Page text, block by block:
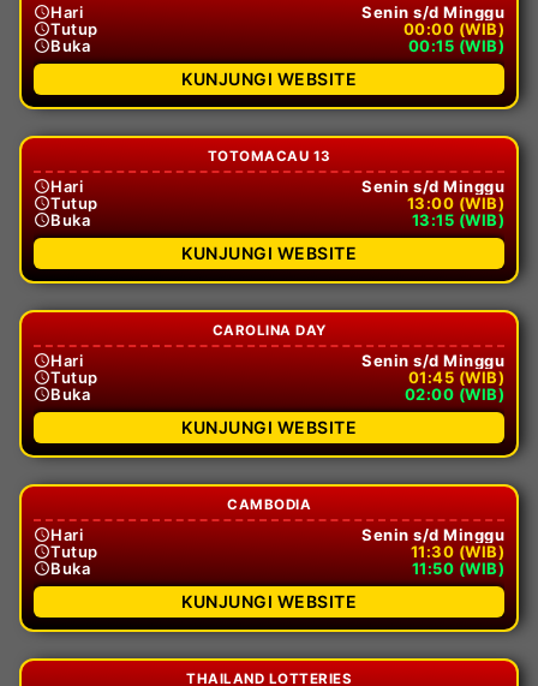
Hari
Senin s/d Minggu
Tutup
00:00 (WIB)
Buka
00:15 (WIB)
KUNJUNGI WEBSITE
TOTOMACAU 13
Hari
Senin s/d Minggu
Tutup
13:00 (WIB)
Buka
13:15 (WIB)
KUNJUNGI WEBSITE
CAROLINA DAY
Hari
Senin s/d Minggu
Tutup
01:45 (WIB)
Buka
02:00 (WIB)
KUNJUNGI WEBSITE
CAMBODIA
Hari
Senin s/d Minggu
Tutup
11:30 (WIB)
Buka
11:50 (WIB)
KUNJUNGI WEBSITE
THAILAND LOTTERIES